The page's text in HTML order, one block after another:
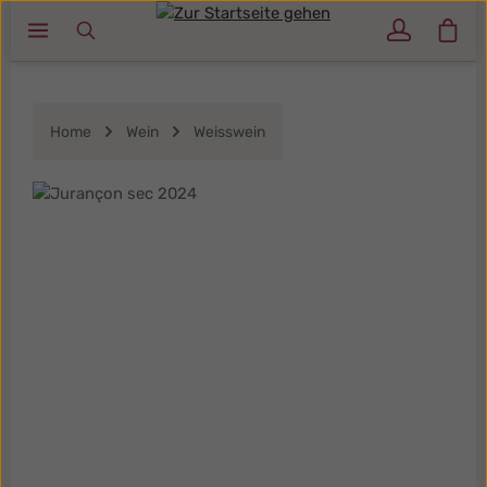
Zum Hauptinhalt springen
Home Wein Weisswein
Bildergalerie überspringen